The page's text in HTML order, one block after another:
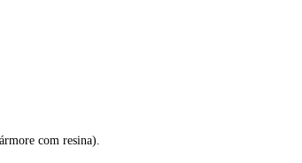
com resina).